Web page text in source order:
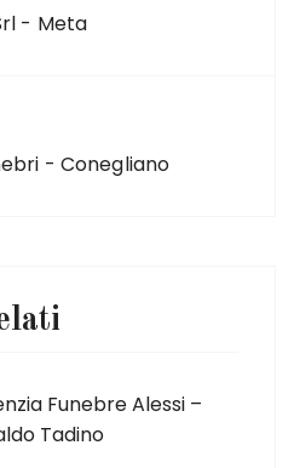
- Meta
- Conegliano
Funebre Alessi –
Tadino